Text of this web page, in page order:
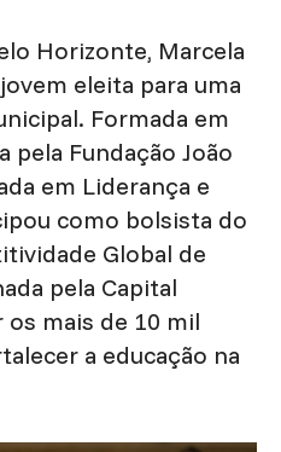
Horizonte, Marcela
eleita para uma
Formada em
pela Fundação João
em Liderança e
como bolsista do
Global de
pela Capital
mais de 10 mil
a educação na